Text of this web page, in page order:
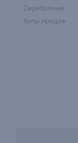
Серебряные
Хиты продаж